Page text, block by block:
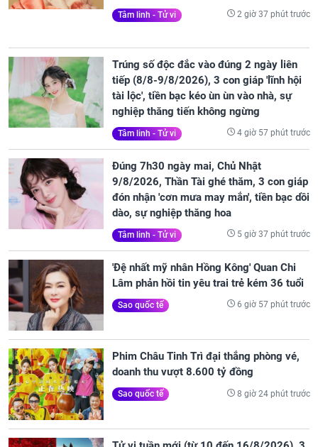
Tâm linh - Tử vi 2 giờ 37 phút trước
Trúng số độc đắc vào đúng 2 ngày liên
tiếp (8/8-9/8/2026), 3 con giáp 'lĩnh hội
tài lộc', tiền bạc kéo ùn ùn vào nhà, sự
nghiệp thăng tiến không ngừng
Tâm linh - Tử vi 4 giờ 57 phút trước
Đúng 7h30 ngày mai, Chủ Nhật
9/8/2026, Thần Tài ghé thăm, 3 con giáp
đón nhận 'cơn mưa may mắn', tiền bạc dồi
dào, sự nghiệp thăng hoa
Tâm linh - Tử vi 5 giờ 37 phút trước
'Đệ nhất mỹ nhân Hồng Kông' Quan Chi
Lâm phản hồi tin yêu trai trẻ kém 36 tuổi
Sao quốc tế 6 giờ 57 phút trước
Phim Châu Tinh Trì đại thắng phòng vé,
doanh thu vượt 8.600 tỷ đồng
Sao quốc tế 8 giờ 24 phút trước